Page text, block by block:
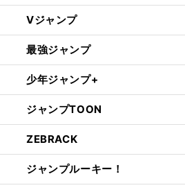
Vジャンプ
最強ジャンプ
少年ジャンプ+
ジャンプTOON
ZEBRACK
ジャンプルーキー！